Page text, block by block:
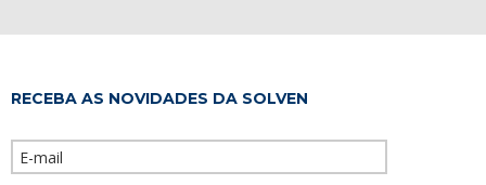
RECEBA AS NOVIDADES DA SOLVEN